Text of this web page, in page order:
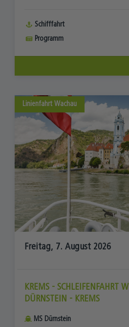
Schifffahrt
Programm
Linienfahrt Wachau
Freitag, 7. August 2026
KREMS - SCHLEIFENFAHRT
ÜRNSTEIN - KREMS
MS Dürnstein